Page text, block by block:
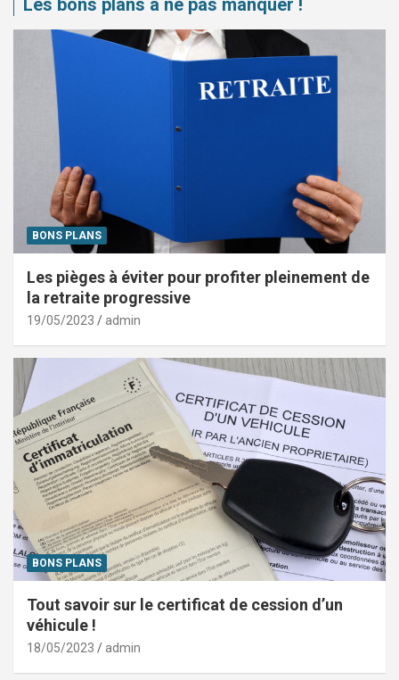
Les bons plans à ne pas manquer !
BONS PLANS
Les pièges à éviter pour profiter pleinement de
la retraite progressive
19/05/2023 admin
BONS PLANS
Tout savoir sur le certificat de cession d’un
véhicule !
18/05/2023 admin